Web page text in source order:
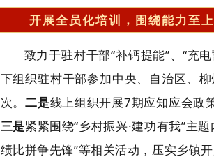
开展全员化培训，围绕能力至上
致力于驻村干部“补钙提能”、“充
下组织驻村干部参加中央、自治区、
次。 二是线上组织开展7期应知应会政
三是紧紧围绕“乡村振兴·建功有我”主
绩比拼争先锋”等相关活动，压实乡镇